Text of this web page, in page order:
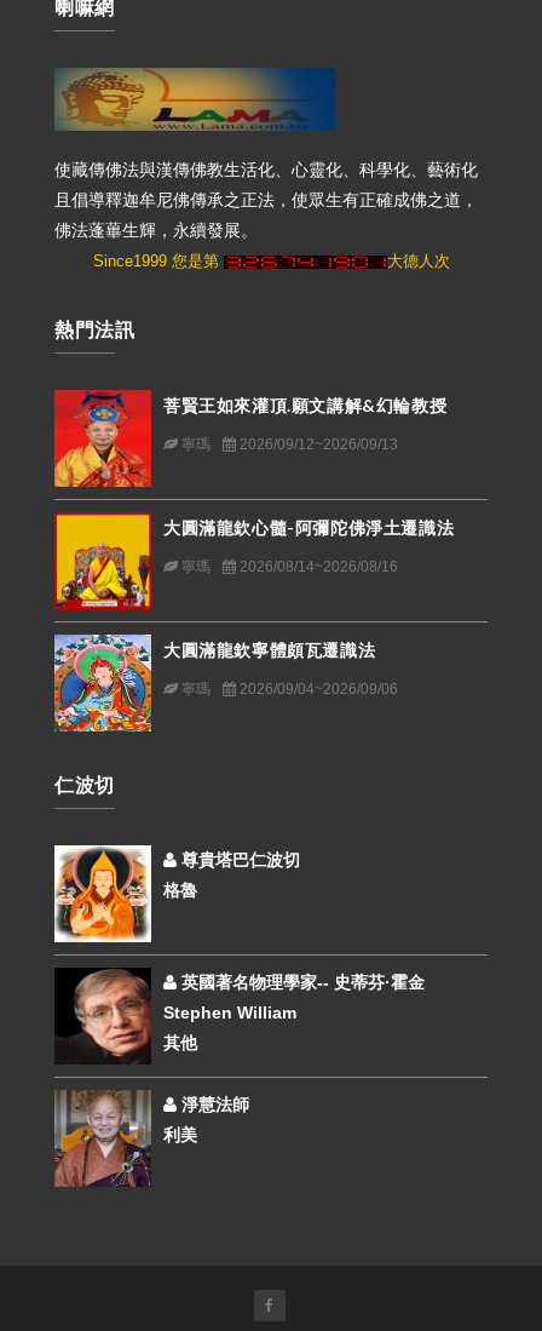
喇嘛網
使藏傳佛法與漢傳佛教生活化、心靈化、科學化、藝術化
且倡導釋迦牟尼佛傳承之正法，使眾生有正確成佛之道，
佛法蓬蓽生輝，永續發展。
Since1999 您是第 大德人次
熱門法訊
菩賢王如來灌頂.願文講解&幻輪教授
寧瑪 2026/09/12~2026/09/13
大圓滿龍欽心髓-阿彌陀佛淨土遷識法
寧瑪 2026/08/14~2026/08/16
大圓滿龍欽寧體頗瓦遷識法
寧瑪 2026/09/04~2026/09/06
仁波切
尊貴塔巴仁波切
格魯
英國著名物理學家-- 史蒂芬·霍金
Stephen William
其他
淨慧法師
利美